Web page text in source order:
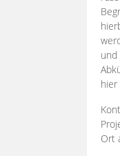
und
Ort